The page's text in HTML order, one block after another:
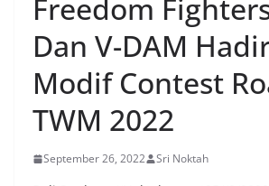
rumah ke rumah untuk
sekaligus menyampaikan
kamtibmas. Kehadiran
oleh warga, yang sebagian
menyambut momentum HUT
dengan berbagai persiapan di
masing-masing.‎Dalam dialog
akrab, Bhabinkamtibmas
menanyakan kondisi
lingkungan tempat tinggal,
Freedom
Dan V-DAM
Modif Contest
TWM 2022
September 26, 2022 Sri Noktah